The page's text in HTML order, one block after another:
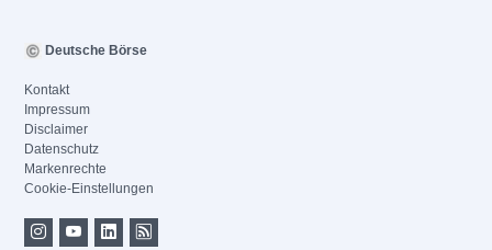
Deutsche Börse
Kontakt
Impressum
Disclaimer
Datenschutz
Markenrechte
Cookie-Einstellungen